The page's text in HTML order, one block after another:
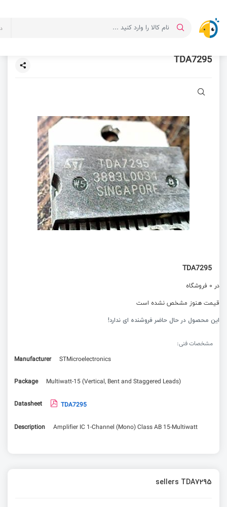
TDA7295
TDA7295
در 0 فروشگاه
قیمت هنوز مشخص نشده است
این محصول در حال حاضر فروشنده ای ندارد!
مشخصات فنی:
Manufacturer
STMicroelectronics
Package Multiwatt-15 (Vertical, Bent and Staggered Leads)
Datasheet TDA7295
Description Amplifier IC 1-Channel (Mono) Class AB 15-Multiwatt
sellers TDA7295